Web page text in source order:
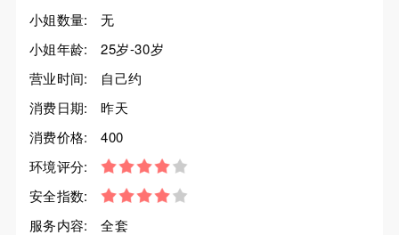
小姐数量:
无
小姐年龄:
25岁-30岁
营业时间:
自己约
消费日期:
昨天
消费价格:
400
环境评分:
安全指数:
服务内容:
全套